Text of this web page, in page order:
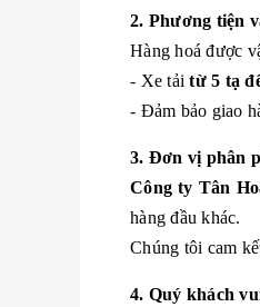
2. Phương tiện
Hàng hoá được
- Xe tảitừ 5 tạ
- Đảm bảo giao
3. Đơn vị phân
Công ty Tân
hàng đầu khác.
Chúng tôi cam
4. Quý khách